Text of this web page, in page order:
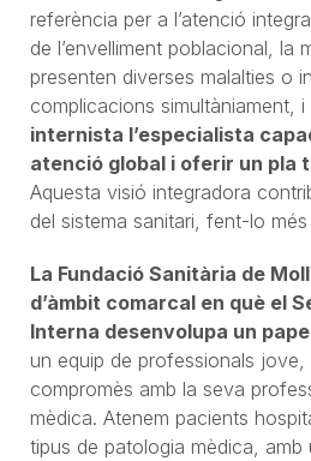
referència per a l’atenció
de l’envelliment poblacional, la
presenten diverses malalties o
complicacions simultàniament, i
internista l’especialista
atenció global i oferir un pla
Aquesta visió integradora
del sistema sanitari, fent-lo
La Fundació Sanitària de
d’àmbit comarcal en què el
Interna desenvolupa un
un equip de professionals
compromès amb la seva
mèdica. Atenem pacients
tipus de patologia mèdica,